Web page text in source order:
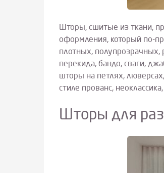
Шторы, сшитые из ткани,
оформления, который по-
плотных,
перекида, бандо, сваги,
шторы на петлях,
стиле прованс,
Шторы для